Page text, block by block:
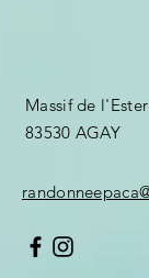
Massif de
83530 AGAY ​